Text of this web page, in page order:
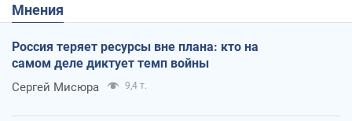
Мнения
Россия теряет ресурсы вне плана: кто на
самом деле диктует темп войны
Сергей Мисюра 9,4 т.